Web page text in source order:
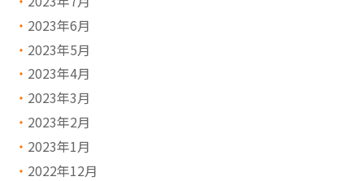
2023年6月
2023年5月
2023年4月
2023年3月
2023年2月
2023年1月
2022年12月